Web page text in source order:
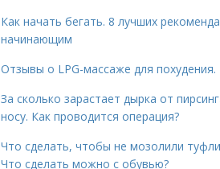
Как начать бегать. 8 лучших
начинающим
Отзывы о LPG-массаже для похудения.
За сколько зарастает дырка от
носу. Как проводится операция?
Что сделать, чтобы не мозолили
Что сделать можно с обувью?